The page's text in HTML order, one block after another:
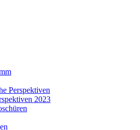
Perspektiven
2023